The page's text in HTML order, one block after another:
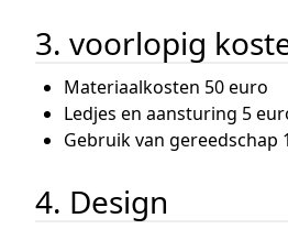
3. voorlopig
Materiaalkosten 50 euro
Ledjes en aansturing 5
Gebruik van gereedschap
4. Design